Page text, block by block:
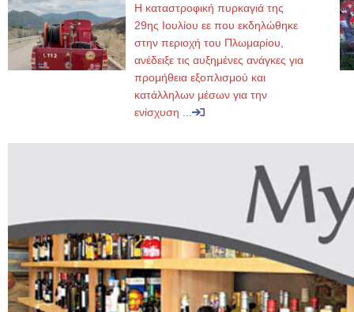
Η καταστροφική πυρκαγιά της
29ης Ιουλίου εε που εκδηλώθηκε
στην περιοχή του Πλωμαρίου,
ανέδειξε τις αυξημένες ανάγκες για
προμήθεια εξοπλισμού και
κατάλληλων μέσων για την
ενίσχυση ...